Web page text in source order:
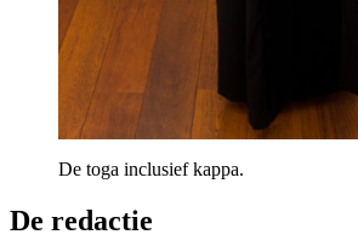
De toga inclusief kappa.
De redactie